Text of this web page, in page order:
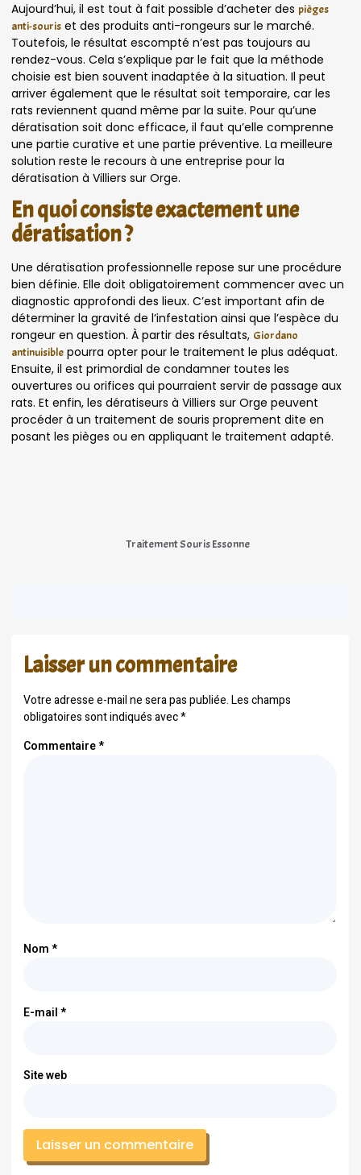
Aujourd’hui, il est tout à fait possible d’acheter des pièges
anti-souris et des produits anti-rongeurs sur le marché.
Toutefois, le résultat escompté n’est pas toujours au
rendez-vous. Cela s’explique par le fait que la méthode
choisie est bien souvent inadaptée à la situation. Il peut
arriver également que le résultat soit temporaire, car les
rats reviennent quand même par la suite. Pour qu’une
dératisation soit donc efficace, il faut qu’elle comprenne
une partie curative et une partie préventive. La meilleure
solution reste le recours à une entreprise pour la
dératisation à Villiers sur Orge.
En quoi consiste exactement une
dératisation ?
Une dératisation professionnelle repose sur une procédure
bien définie. Elle doit obligatoirement commencer avec un
diagnostic approfondi des lieux. C’est important afin de
déterminer la gravité de l’infestation ainsi que l’espèce du
rongeur en question. À partir des résultats, Giordano
antinuisible pourra opter pour le traitement le plus adéquat.
Ensuite, il est primordial de condamner toutes les
ouvertures ou orifices qui pourraient servir de passage aux
rats. Et enfin, les dératiseurs à Villiers sur Orge peuvent
procéder à un traitement de souris proprement dite en
posant les pièges ou en appliquant le traitement adapté.
Traitement Souris Essonne
Laisser un commentaire
Votre adresse e-mail ne sera pas publiée.Les champs
obligatoires sont indiqués avec*
Commentaire*
Nom*
E-mail*
Site web